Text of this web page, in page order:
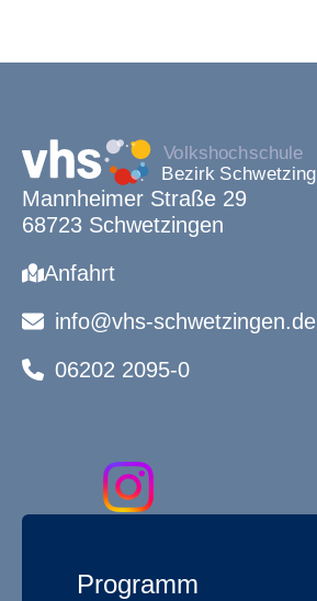
Mannheimer Straße 29
68723 Schwetzingen
Anfahrt
info@vhs-schwetzingen.de
06202 2095-0
Programm